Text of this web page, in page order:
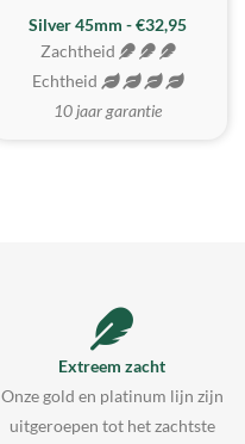
MEEST GEKOZEN
Silver 45mm - €32,95
Zachtheid
Echtheid
10 jaar garantie
Extreem zacht
Onze gold en platinum lijn zijn
uitgeroepen tot het zachtste